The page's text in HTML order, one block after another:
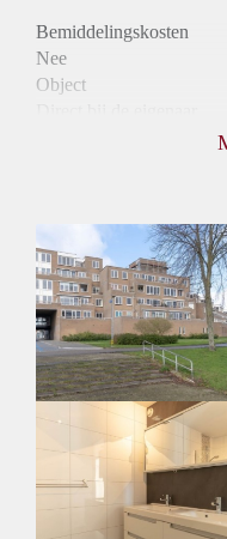
Bemiddelingskosten
Nee
Object
Huurtoeslag
Niet mogelijk
Inkomen eis
2,9 X Maandhuur Bruto
Huurtermijn
Onbepaalde termijn
Oplevering
Kaal